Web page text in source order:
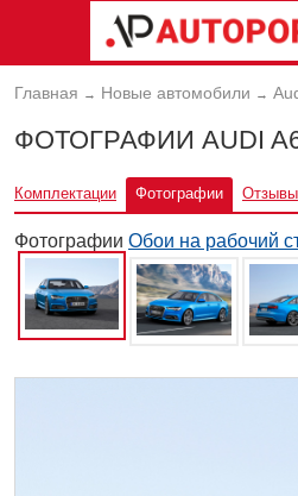
Главная → Новые автомобили →
ФОТОГРАФИИ AUDI
Комплектации Фотографии Отзывы
Фотографии Обои на рабочий